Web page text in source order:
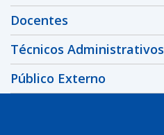
Docentes
Técnicos Administrativos
Público Externo